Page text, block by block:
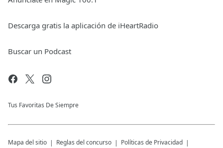
Descarga gratis la aplicación de iHeartRadio
Buscar un Podcast
Tus Favoritas De Siempre
Mapa del sitio Reglas del concurso Políticas de Privacidad